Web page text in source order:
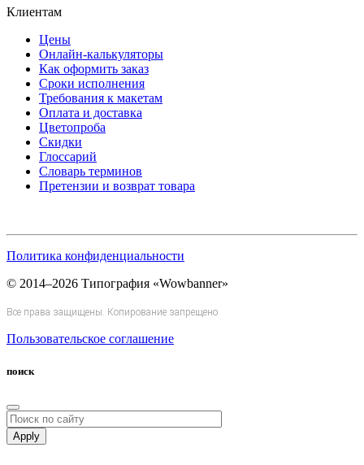
Клиентам
Цены
Онлайн-калькуляторы
Как оформить заказ
Сроки исполнения
Требования к макетам
Оплата и доставка
Цветопроба
Скидки
Глоссарий
Словарь терминов
Претензии и возврат товара
Политика конфиденциальности
© 2014–2026 Типография «Wowbanner»
Все права защищены. Копирование запрещено
Пользовательское соглашение
поиск